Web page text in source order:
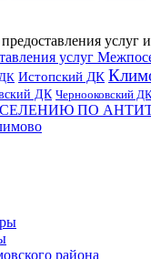
услуг
Истопский ДК
ДК Чернооковский
ПО